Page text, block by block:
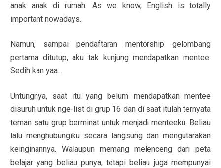
anak anak di rumah. As we know, English is totally
important nowadays.
Namun, sampai pendaftaran mentorship gelombang
pertama ditutup, aku tak kunjung mendapatkan mentee.
Sedih kan yaa...
Untungnya, saat itu yang belum mendapatkan mentee
disuruh untuk nge-list di grup 16 dan di saat itulah ternyata
teman satu grup berminat untuk menjadi menteeku. Beliau
lalu menghubungiku secara langsung dan mengutarakan
keinginannya. Walaupun memang melenceng dari peta
belajar yang beliau punya, tetapi beliau juga mempunyai